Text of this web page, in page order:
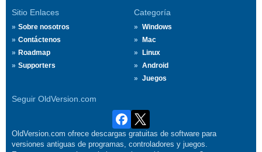
Sitio Enlaces
Sobre nosotros
Contáctenos
Roadmap
Supporters
Categoría
Windows
Mac
Linux
Android
Juegos
Seguir OldVersion.com
OldVersion.com ofrece descargas gratuitas de software para
versiones antiguas de programas, controladores y juegos.